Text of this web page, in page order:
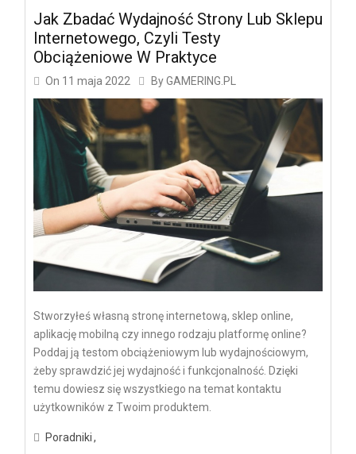
Jak Zbadać Wydajność Strony Lub Sklepu
Internetowego, Czyli Testy
Obciążeniowe W Praktyce
On 11 maja 2022 ByGAMERING.PL
Stworzyłeś własną stronę internetową, sklep online,
aplikację mobilną czy innego rodzaju platformę online?
Poddaj ją testom obciążeniowym lub wydajnościowym,
żeby sprawdzić jej wydajność i funkcjonalność. Dzięki
temu dowiesz się wszystkiego na temat kontaktu
użytkowników z Twoim produktem.
Poradniki